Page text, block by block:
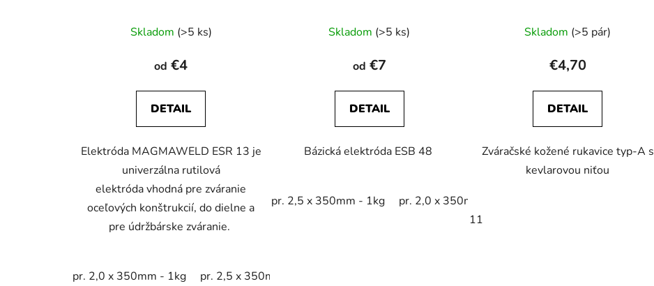
Skladom (>5 ks)
od €4
DETAIL
Elektróda MAGMAWELD ESR 13 je
univerzálna rutilová
elektróda vhodná pre zváranie
oceľových konštrukcií, do dielne a
pre údržbárske zváranie.
pr. 2,0 x 350mm - 1kg pr. 2,5 x 350mm - 1kg
hodnotenie
produktu
3,3
z
hviezdičiek.
Skladom (>5 ks)
od €7
DETAIL
Bázická elektróda ESB 48
pr. 2,5 x 350mm - 1kg pr. 2,0 x 350mm - 2,5kg
Skladom (>5 pár)
€4,70
DETAIL
Zváračské kožené rukavice typ-A s
kevlarovou niťou
11